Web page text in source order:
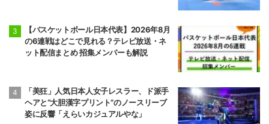
【バスケットボール日本代表】2026年8月
の6連戦はどこで見れる？テレビ放送・ネ
ット配信まとめ 招集メンバーも解説
「美狂」人気日本人女子レスラー、ド派手
ヘアと“大胆漢字プリント”のノースリーブ
姿に反響「えらいカジュアルやな」